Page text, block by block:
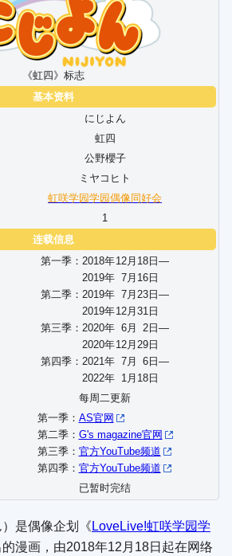
《虹四》标志
基本资料
にじよん
虹四
公野櫻子
ミヤコヒト
虹咲学园学园偶像同好会
1
连载信息
第一季：2018年12月 18 日—
2019年 7月 16 日
第二季：2019年 7月 23 日—
2019年12月 31 日
第三季：2020年 6月 2 日—
2020年12月 29 日
第四季：2021年 7月 6 日—
2022年
1月 18 日
每周二更新
第一季： AS官网
第二季： G's magazine官网
第三季： 官方YouTube频道
第四季： 官方YouTube频道
已暂时完结
）是偶像企划《 LoveLive!虹咲学园学
的漫画，由2018年12月18日起在网络